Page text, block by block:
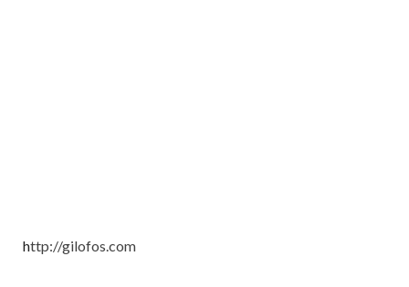
http://gilofos.com